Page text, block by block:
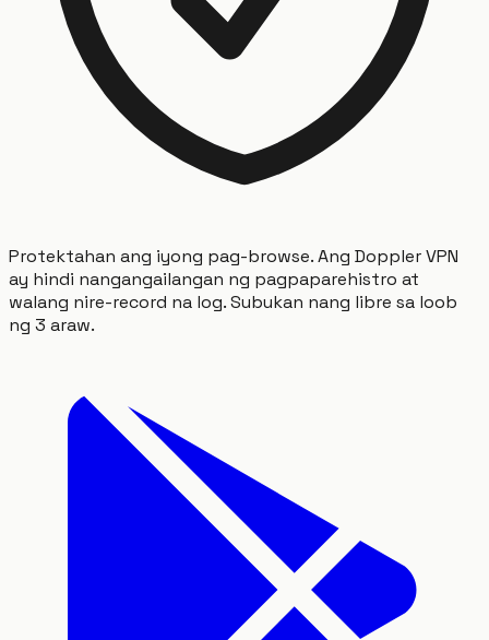
Protektahan ang iyong pag-browse. Ang Doppler VPN
ay hindi nangangailangan ng pagpaparehistro at
walang nire-record na log. Subukan nang libre sa loob
ng 3 araw.